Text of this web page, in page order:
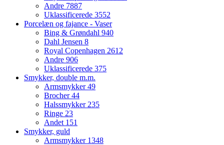
Andre 7887
Uklassificerede 3552
Porcelæn og fajance - Vaser
Bing & Grøndahl 940
Dahl Jensen 8
Royal Copenhagen 2612
Andre 906
Uklassificerede 375
Smykker, double m.m.
Armsmykker49
Brocher44
Halssmykker235
Ringe 23
Andet 151
Smykker, guld
Armsmykker 1348